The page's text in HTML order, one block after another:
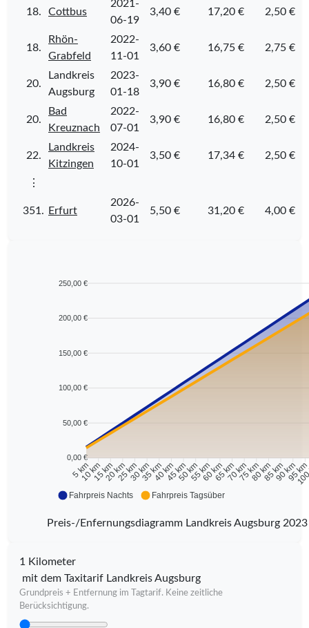
18. Cottbus
2021-
06-19
3,40 € 17,20 € 2,50 €
18.
Rhön-
Grabfeld
2022-
11-01
3,60 € 16,75 € 2,75 €
20.
Landkreis
Augsburg
2023-
01-18
3,90 € 16,80 € 2,50 €
20.
Bad
Kreuznach
2022-
07-01
3,90 € 16,80 € 2,50 €
22.
Landkreis
Kitzingen
2024-
10-01
3,50 € 17,34 € 2,50 €
⋮
351. Erfurt
2026-
03-01
5,50 € 31,20 € 4,00 €
250,00 €
200,00 €
150,00 €
100,00 €
50,00 €
0,00 €
5 km
10 km15 km20 km25 km30 km35 km40 km45 km50 km55 km60 km65 km70 km75 km80 km85 km90 km95 km
Fahrpreis Nachts Fahrpreis Tagsüber
Preis-/Enfernungsdiagramm Landkreis Augsburg 2023
1 Kilometer
mit dem Taxitarif Landkreis Augsburg
Grundpreis + Entfernung im Tagtarif. Keine zeitliche
Berücksichtigung.